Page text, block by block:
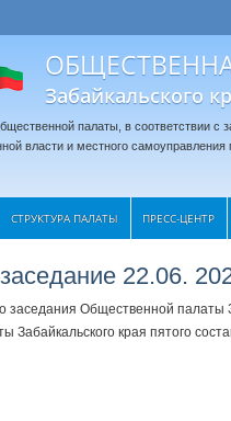
Забайкальского
палаты, в соответствии с
власти и местного
СТРУКТУРА ПАЛАТЫ ПРЕСС-ЦЕНТР
22.06.
заседания Общественной палаты
Забайкальского края пятого